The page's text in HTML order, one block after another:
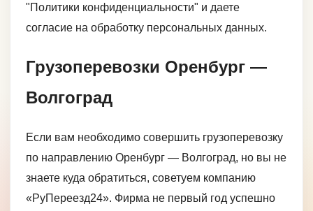
"Политики конфиденциальности" и даете
согласие на обработку персональных данных.
Грузоперевозки Оренбург —
Волгоград
Если вам необходимо совершить грузоперевозку
по направлению Оренбург — Волгоград, но вы не
знаете куда обратиться, советуем компанию
«РуПереезд24». Фирма не первый год успешно